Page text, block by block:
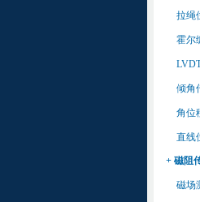
拉绳
霍尔
倾角
角位
直线
+ 磁阻
磁场